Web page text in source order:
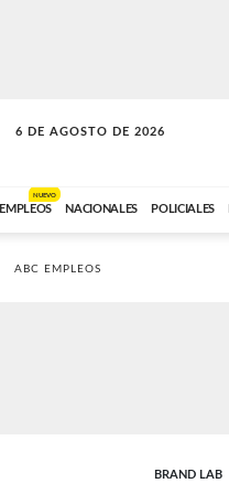
6 DE AGOSTO DE 2026
LA INCONDICIONAL
EMPLEOS
NUEVO
NACIONALES POLICIALES
ABC EMPLEOS
BRAND LAB